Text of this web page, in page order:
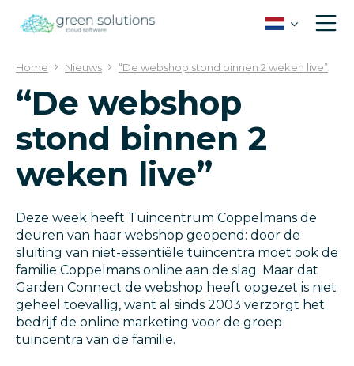
Home Nieuws “De webshop stond binnen 2 weken live”
“De webshop
stond binnen 2
weken live”
Deze week heeft Tuincentrum Coppelmans de
deuren van haar webshop geopend: door de
sluiting van niet-essentiële tuincentra moet ook de
familie Coppelmans online aan de slag. Maar dat
Garden Connect de webshop heeft opgezet is niet
geheel toevallig, want al sinds 2003 verzorgt het
bedrijf de online marketing voor de groep
tuincentra van de familie.